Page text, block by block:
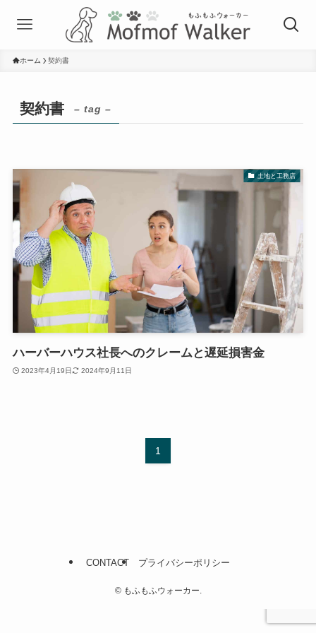
ホーム 契約書
契約書 – tag –
土地と工務店
ハーバーハウス社長へのクレームと遅延損害金
2023年4月19日 2024年9月11日
1
CONTACT プライバシーポリシー
©もふもふウォーカー.